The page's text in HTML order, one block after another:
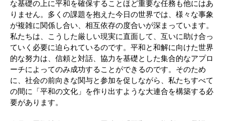
な基礎の上に平和を確保することほど重要な任務も他にはあ
りません。多くの課題を抱えた今日の世界では、様々な事象
が複雑に関係し合い、相互依存の度合いが深まっています。
私たちは、こうした厳しい現実に直面して、互いに助け合っ
ていく必要に迫られているのです。平和と和解に向けた世界
的な努力は、信頼と対話、協力を基礎とした集合的なアプロ
ーチによってのみ成功することができるのです。そのため
に、社会の前向きな関与と参加を促しながら、私たちすべて
の間に「平和の文化」を作り出すような大連合を構築する必
要があります。